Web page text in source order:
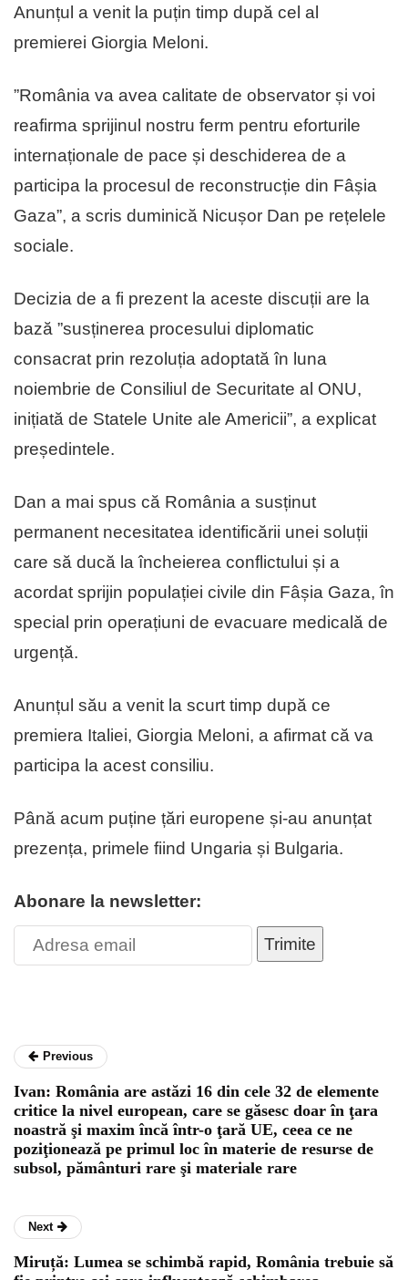
Anunțul a venit la puțin timp după cel al
premierei Giorgia Meloni.
”România va avea calitate de observator și voi
reafirma sprijinul nostru ferm pentru eforturile
internaționale de pace și deschiderea de a
participa la procesul de reconstrucție din Fâșia
Gaza”, a scris duminică Nicușor Dan pe rețelele
sociale.
Decizia de a fi prezent la aceste discuții are la
bază ”susținerea procesului diplomatic
consacrat prin rezoluția adoptată în luna
noiembrie de Consiliul de Securitate al ONU,
inițiată de Statele Unite ale Americii”, a explicat
președintele.
Dan a mai spus că România a susținut
permanent necesitatea identificării unei soluții
care să ducă la încheierea conflictului și a
acordat sprijin populației civile din Fâșia Gaza, în
special prin operațiuni de evacuare medicalǎ de
urgențǎ.
Anunțul său a venit la scurt timp după ce
premiera Italiei, Giorgia Meloni, a afirmat că va
participa la acest consiliu.
Până acum puține țări europene și-au anunțat
prezența, primele fiind Ungaria și Bulgaria.
Abonare la newsletter:
Trimite
Previous
Ivan: România are astăzi 16 din cele 32 de elemente
critice la nivel european, care se găsesc doar în ţara
noastră şi maxim încă într-o ţară UE, ceea ce ne
poziţionează pe primul loc în materie de resurse de
subsol, pământuri rare şi materiale rare
Next
Miruță: Lumea se schimbă rapid, România trebuie să